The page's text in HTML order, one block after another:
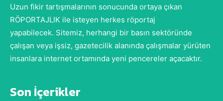
Uzun fikir tartışmalarının sonucunda ortaya çıkan
RÖPORTAJLIK ile isteyen herkes röportaj
yapabilecek. Sitemiz, herhangi bir basın sektöründe
çalışan veya işsiz, gazetecilik alanında çalışmalar yürüten
insanlara internet ortamında yeni pencereler açacaktır.
Son İçerikler